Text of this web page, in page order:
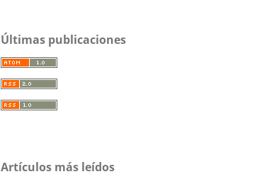
Últimas publicaciones
Artículos más leídos